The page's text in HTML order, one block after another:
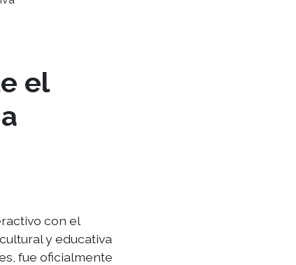
el
con el
y educativa
fue oficialmente